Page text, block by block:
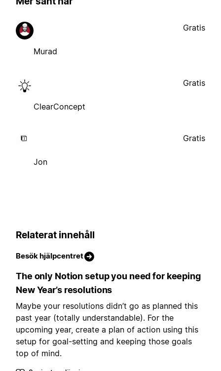
Murad
Gratis
ClearConcept
Gratis
Jon
Gratis
Relaterat innehåll
Besök hjälpcentret
The only Notion setup you need for keeping
New Year’s resolutions
Maybe your resolutions didn’t go as planned this
past year (totally understandable). For the
upcoming year, create a plan of action using this
setup for goal-setting and keeping those goals
top of mind.